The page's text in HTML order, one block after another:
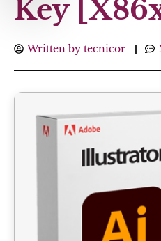
Key
Written by tecnicor